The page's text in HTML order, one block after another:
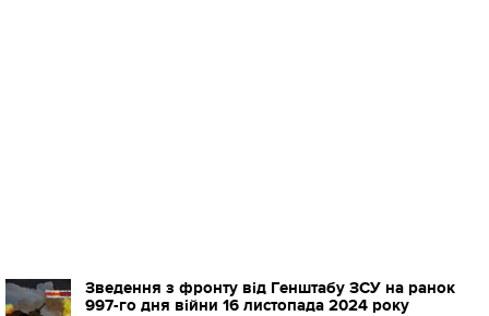
Зведення з фронту від Генштабу ЗСУ на ранок
997-го дня війни 16 листопада 2024 року